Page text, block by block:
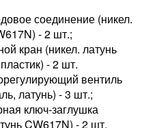
соединение (никел.
- 2 шт.;
кран (никел. латунь
- 2 шт.
вентиль
латунь) - 3 шт.;
ключ-заглушка
CW617N) - 2 шт.